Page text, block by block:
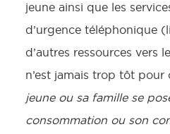
jeune ainsi que les
d’urgence téléphonique
d’autres ressources vers
n’est jamais trop tôt pour
jeune ou sa famille se
consommation ou son